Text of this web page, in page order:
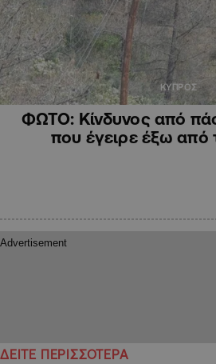
ΚΥΠΡΟΣ
ΦΩΤΟ: Κίνδυνος από
που έγειρε έξω από
ΔΕΙΤΕ ΠΕΡΙΣΣΟΤΕΡΑ